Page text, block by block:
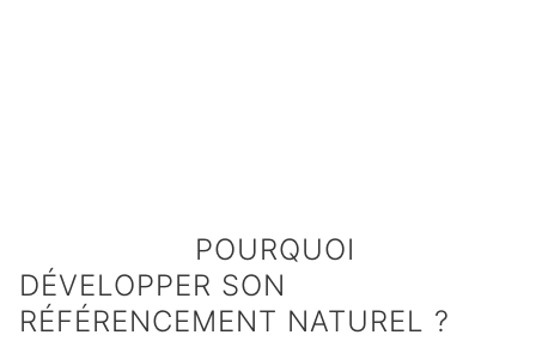
POURQUOI
DÉVELOPPER SON
RÉFÉRENCEMENT NATUREL ?